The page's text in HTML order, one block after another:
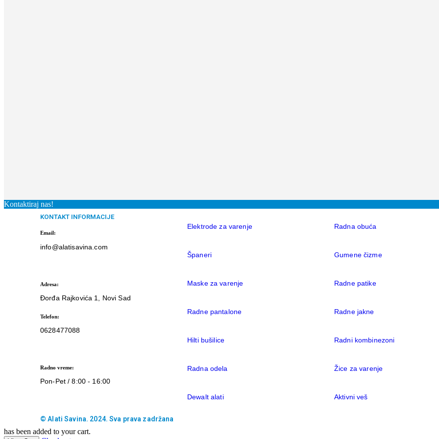
Kontaktiraj nas!
KONTAKT INFORMACIJE
Email:
info@alatisavina.com
Adresa:
Đorđa Rajkovića 1, Novi Sad
Telefon:
0628477088
Radno vreme:
Pon-Pet / 8:00 - 16:00
Elektrode za varenje
Španeri
Maske za varenje
Radne pantalone
Hilti bušilice
Radna odela
Dewalt alati
Radna obuća
Gumene čizme
Radne patike
Radne jakne
Radni kombinezoni
Žice za varenje
Aktivni veš
© Alati Savina. 2024. Sva prava zadržana
has been added to your cart.